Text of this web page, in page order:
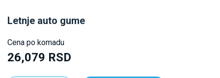
Letnje auto gume
Cena po komadu
26,079 RSD